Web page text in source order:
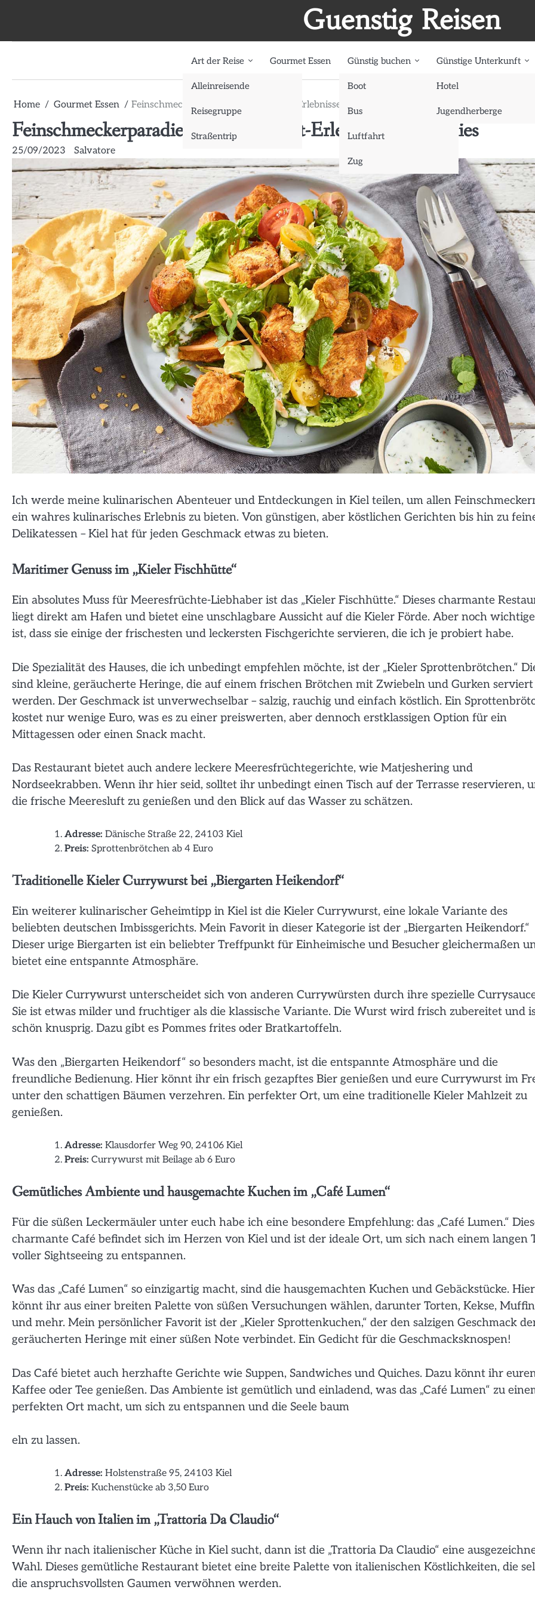
Guenstig Reisen
Art der Reise
Alleinreisende
Reisegruppe
Straßentrip
Gourmet Essen Günstig buchen
Boot
Bus
Luftfahrt
Zug
Günstige Unterkunft
Hotel
Jugendherberge
Home Gourmet Essen Feinschmeckerparadies Kiel: Gourmet-Erlebnisse für Foodies
Feinschmeckerparadies Kiel: Gourmet-Erlebnisse für Foodies
25/09/2023 Salvatore
Ich werde meine kulinarischen Abenteuer und Entdeckungen in Kiel teilen, um allen
ein wahres kulinarisches Erlebnis zu bieten. Von günstigen, aber köstlichen Gerichten bis hin zu
Delikatessen – Kiel hat für jeden Geschmack etwas zu bieten.
Maritimer Genuss im „Kieler Fischhütte“
Ein absolutes Muss für Meeresfrüchte-Liebhaber ist das „Kieler Fischhütte.“ Dieses charmante
liegt direkt am Hafen und bietet eine unschlagbare Aussicht auf die Kieler Förde. Aber noch
ist, dass sie einige der frischesten und leckersten Fischgerichte servieren, die ich je probiert habe.
Die Spezialität des Hauses, die ich unbedingt empfehlen möchte, ist der „Kieler Sprottenbrötchen.“
sind kleine, geräucherte Heringe, die auf einem frischen Brötchen mit Zwiebeln und Gurken serviert
werden. Der Geschmack ist unverwechselbar – salzig, rauchig und einfach köstlich. Ein
kostet nur wenige Euro, was es zu einer preiswerten, aber dennoch erstklassigen Option für ein
Mittagessen oder einen Snack macht.
Das Restaurant bietet auch andere leckere Meeresfrüchtegerichte, wie Matjeshering und
Nordseekrabben. Wenn ihr hier seid, solltet ihr unbedingt einen Tisch auf der Terrasse reservieren,
die frische Meeresluft zu genießen und den Blick auf das Wasser zu schätzen.
Adresse: Dänische Straße 22, 24103 Kiel
Preis: Sprottenbrötchen ab 4 Euro
Traditionelle Kieler Currywurst bei „Biergarten Heikendorf“
Ein weiterer kulinarischer Geheimtipp in Kiel ist die Kieler Currywurst, eine lokale Variante des
beliebten deutschen Imbissgerichts. Mein Favorit in dieser Kategorie ist der „Biergarten Heikendorf.“
Dieser urige Biergarten ist ein beliebter Treffpunkt für Einheimische und Besucher gleichermaßen
bietet eine entspannte Atmosphäre.
Die Kieler Currywurst unterscheidet sich von anderen Currywürsten durch ihre spezielle
Sie ist etwas milder und fruchtiger als die klassische Variante. Die Wurst wird frisch zubereitet und
schön knusprig. Dazu gibt es Pommes frites oder Bratkartoffeln.
Was den „Biergarten Heikendorf“ so besonders macht, ist die entspannte Atmosphäre und die
freundliche Bedienung. Hier könnt ihr ein frisch gezapftes Bier genießen und eure Currywurst im
unter den schattigen Bäumen verzehren. Ein perfekter Ort, um eine traditionelle Kieler Mahlzeit zu
genießen.
Adresse: Klausdorfer Weg 90, 24106 Kiel
Preis: Currywurst mit Beilage ab 6 Euro
Gemütliches Ambiente und hausgemachte Kuchen im „Café Lumen“
Für die süßen Leckermäuler unter euch habe ich eine besondere Empfehlung: das „Café Lumen.“
charmante Café befindet sich im Herzen von Kiel und ist der ideale Ort, um sich nach einem langen
voller Sightseeing zu entspannen.
Was das „Café Lumen“ so einzigartig macht, sind die hausgemachten Kuchen und Gebäckstücke. Hier
könnt ihr aus einer breiten Palette von süßen Versuchungen wählen, darunter Torten, Kekse,
und mehr. Mein persönlicher Favorit ist der „Kieler Sprottenkuchen,“ der den salzigen Geschmack
geräucherten Heringe mit einer süßen Note verbindet. Ein Gedicht für die Geschmacksknospen!
Das Café bietet auch herzhafte Gerichte wie Suppen, Sandwiches und Quiches. Dazu könnt ihr
Kaffee oder Tee genießen. Das Ambiente ist gemütlich und einladend, was das „Café Lumen“ zu
perfekten Ort macht, um sich zu entspannen und die Seele baum
eln zu lassen.
Adresse: Holstenstraße 95, 24103 Kiel
Preis: Kuchenstücke ab 3,50 Euro
Ein Hauch von Italien im „Trattoria Da Claudio“
Wenn ihr nach italienischer Küche in Kiel sucht, dann ist die „Trattoria Da Claudio“ eine
Wahl. Dieses gemütliche Restaurant bietet eine breite Palette von italienischen Köstlichkeiten, die
die anspruchsvollsten Gaumen verwöhnen werden.